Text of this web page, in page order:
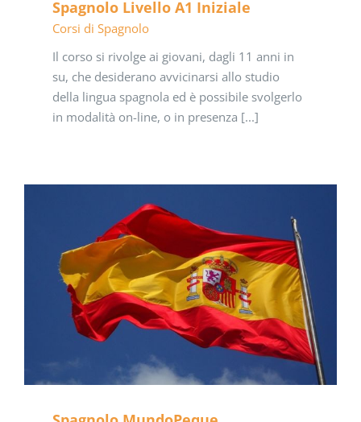
Spagnolo Livello A1 Iniziale
Corsi di Spagnolo
Il corso si rivolge ai giovani, dagli 11 anni in
su, che desiderano avvicinarsi allo studio
della lingua spagnola ed è possibile svolgerlo
in modalità on-line, o in presenza [...]